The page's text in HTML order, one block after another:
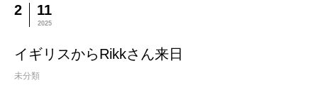
2 11
2025
イギリスからRikkさん来日
未分類